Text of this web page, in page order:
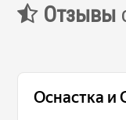
Отзывы